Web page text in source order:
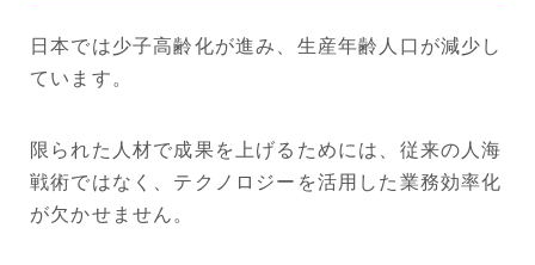
日本では少子高齢化が進み、生産年齢人口が減少し
ています。
限られた人材で成果を上げるためには、従来の人海
戦術ではなく、テクノロジーを活用した業務効率化
が欠かせません。